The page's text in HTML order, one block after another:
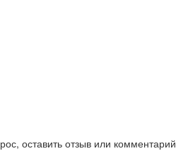
оставить отзыв или комментарий